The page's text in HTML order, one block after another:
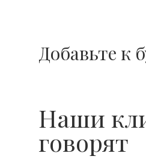
Добавьте к
Наши
говорят